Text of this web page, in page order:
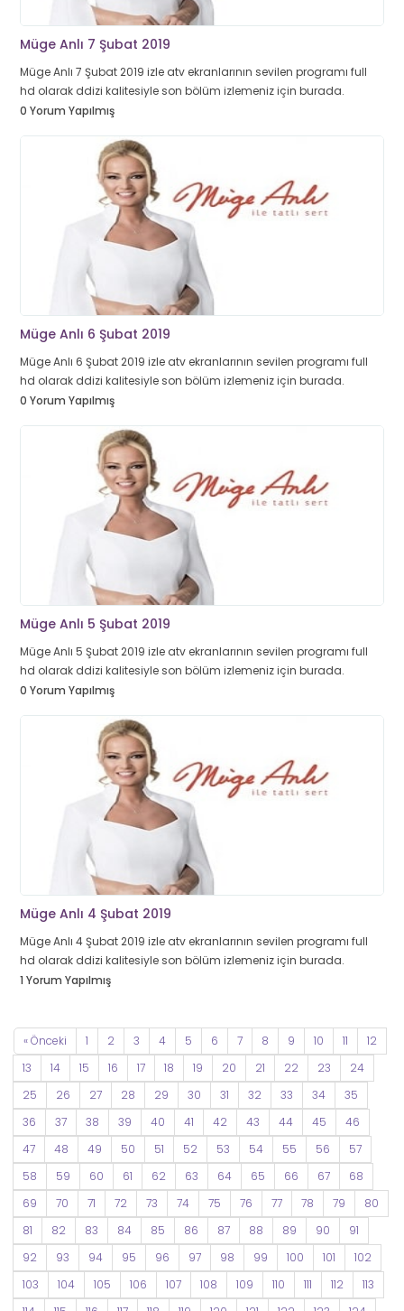
Müge Anlı 7 Şubat 2019
Müge Anlı 7 Şubat 2019 izle atv ekranlarının sevilen programı full
hd olarak ddizi kalitesiyle son bölüm izlemeniz için burada.
0 Yorum Yapılmış
Müge Anlı 6 Şubat 2019
Müge Anlı 6 Şubat 2019 izle atv ekranlarının sevilen programı full
hd olarak ddizi kalitesiyle son bölüm izlemeniz için burada.
0 Yorum Yapılmış
Müge Anlı 5 Şubat 2019
Müge Anlı 5 Şubat 2019 izle atv ekranlarının sevilen programı full
hd olarak ddizi kalitesiyle son bölüm izlemeniz için burada.
0 Yorum Yapılmış
Müge Anlı 4 Şubat 2019
Müge Anlı 4 Şubat 2019 izle atv ekranlarının sevilen programı full
hd olarak ddizi kalitesiyle son bölüm izlemeniz için burada.
1 Yorum Yapılmış
« Önceki 1 2 3 4 5 6 7 8 9 10 11
12
13
14 15 16 17 18 19 20 21 22 23
24
25
26 27 28 29 30 31 32 33 34
35
36
37 38 39 40 41 42 43 44 45
46
47
48 49 50 51 52 53 54 55 56
57
58
59 60 61 62 63 64 65 66 67
68
69
70 71 72 73 74 75 76 77 78 79
80
81
82 83 84 85 86 87 88 89 90
91
92
93 94 95 96 97 98 99 100 101
102
103
104 105 106 107 108 109 110 111 112
113